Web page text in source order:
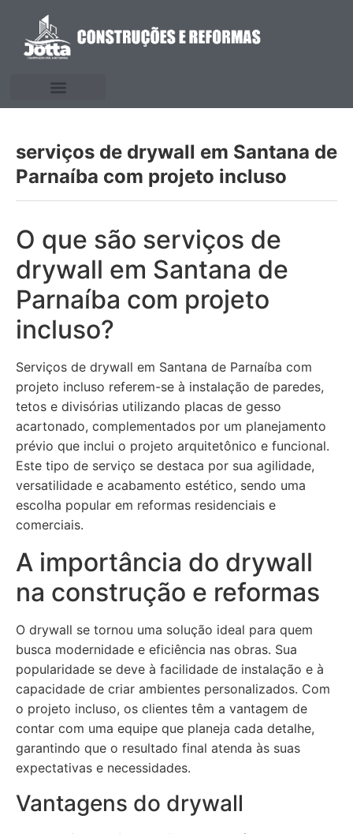
serviços de drywall em Santana de
Parnaíba com projeto incluso
O que são serviços de
drywall em Santana de
Parnaíba com projeto
incluso?
Serviços de drywall em Santana de Parnaíba com
projeto incluso referem-se à instalação de paredes,
tetos e divisórias utilizando placas de gesso
acartonado, complementados por um planejamento
prévio que inclui o projeto arquitetônico e funcional.
Este tipo de serviço se destaca por sua agilidade,
versatilidade e acabamento estético, sendo uma
escolha popular em reformas residenciais e
comerciais.
A importância do drywall
na construção e reformas
O drywall se tornou uma solução ideal para quem
busca modernidade e eficiência nas obras. Sua
popularidade se deve à facilidade de instalação e à
capacidade de criar ambientes personalizados. Com
o projeto incluso, os clientes têm a vantagem de
contar com uma equipe que planeja cada detalhe,
garantindo que o resultado final atenda às suas
expectativas e necessidades.
Vantagens do drywall